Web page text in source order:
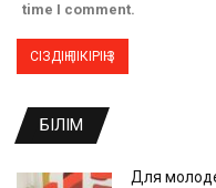
time I comment.
БІЛІМ
Для